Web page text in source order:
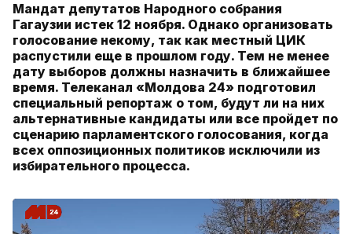
Мандат депутатов Народного собрания
Гагаузии истек 12 ноября. Однако организовать
голосование некому, так как местный ЦИК
распустили еще в прошлом году. Тем не менее
дату выборов должны назначить в ближайшее
время. Телеканал «Молдова 24» подготовил
специальный репортаж о том, будут ли на них
альтернативные кандидаты или все пройдет по
сценарию парламентского голосования, когда
всех оппозиционных политиков исключили из
избирательного процесса.